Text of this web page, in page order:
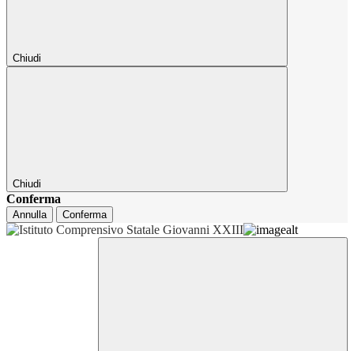
Chiudi
Chiudi
Conferma
Annulla Conferma